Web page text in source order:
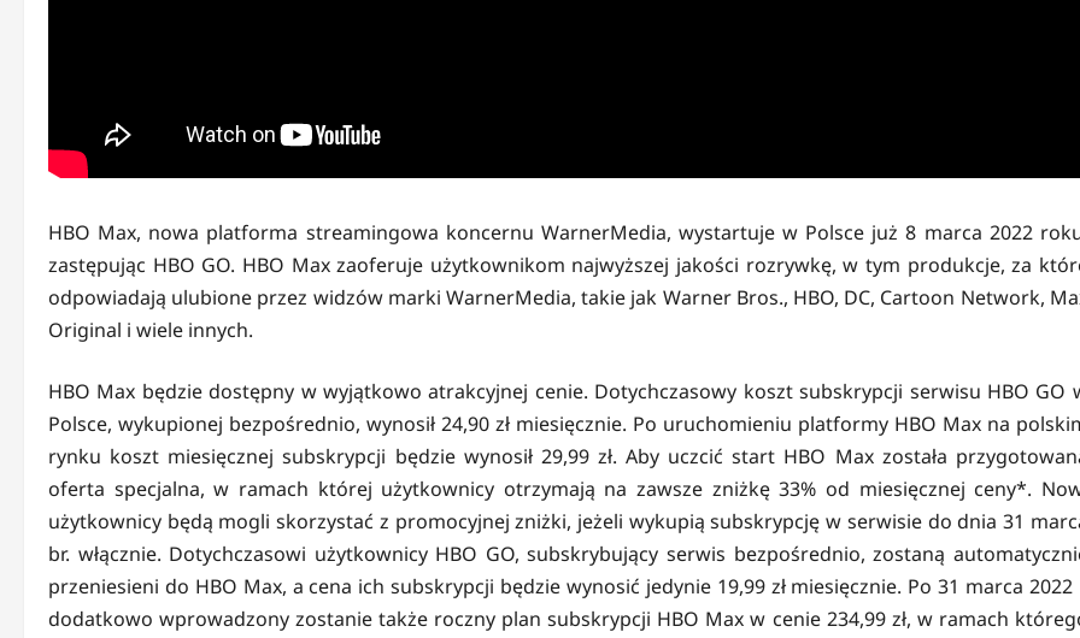
HBO Max, nowa platforma streamingowa koncernu WarnerMedia, wystartuje w Polsce już 8 marca 2022
zastępując HBO GO. HBO Max zaoferuje użytkownikom najwyższej jakości rozrywkę, w tym produkcje, za
odpowiadają ulubione przez widzów marki WarnerMedia, takie jak Warner Bros., HBO, DC, Cartoon Network,
Original i wiele innych.
HBO Max będzie dostępny w wyjątkowo atrakcyjnej cenie. Dotychczasowy koszt subskrypcji serwisu HBO GO
Polsce, wykupionej bezpośrednio, wynosił 24,90 zł miesięcznie. Po uruchomieniu platformy HBO Max na
rynku koszt miesięcznej subskrypcji będzie wynosił 29,99 zł. Aby uczcić start HBO Max została
oferta specjalna, w ramach której użytkownicy otrzymają na zawsze zniżkę 33% od miesięcznej ceny*.
użytkownicy będą mogli skorzystać z promocyjnej zniżki, jeżeli wykupią subskrypcję w serwisie do dnia 31
br. włącznie. Dotychczasowi użytkownicy HBO GO, subskrybujący serwis bezpośrednio, zostaną
przeniesieni do HBO Max, a cena ich subskrypcji będzie wynosić jedynie 19,99 zł miesięcznie. Po 31 marca 2022
dodatkowo wprowadzony zostanie także roczny plan subskrypcji HBO Max w cenie 234,99 zł, w ramach